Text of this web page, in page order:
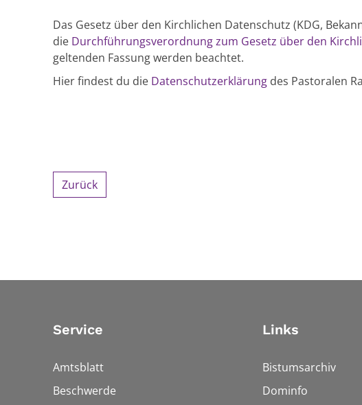
Das Gesetz über den Kirchlichen Datenschutz (KDG,
die Durchführungsverordnung zum Gesetz über den
geltenden Fassung werden beachtet.
Hier findest du die Datenschutzerklärung des Pastoralen
Zurück
Service
Amtsblatt
Beschwerde
Links
Bistumsarchiv
Dominfo